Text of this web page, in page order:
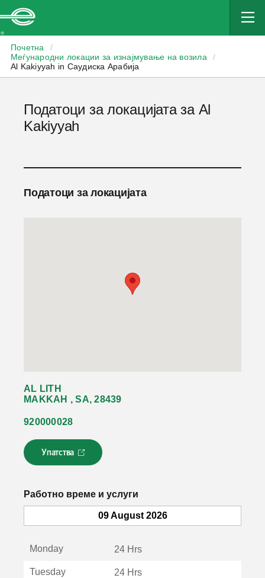
Почетна
/
Меѓународни локации за изнајмување на возила
/
Al Kakiyyah in Саудиска Арабија
Податоци за локацијата за Al
Kakiyyah
Податоци за локацијата
AL LITH
MAKKAH , SA, 28439
920000028
Упатства
Л
и
к
с
Работно време и услуги
09 August 2026
Monday 24 Hrs
Tuesday 24 Hrs